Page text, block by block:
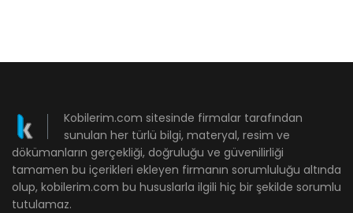
Kobilerim.com sitesinde firmalar tarafından
sunulan her türlü bilgi, materyal, resim ve
dökümanların gerçekliği, doğruluğu ve güvenilirliği
tamamen bu içerikleri ekleyen firmanın sorumluluğu altında
olup, kobilerim.com bu hususlarla ilgili hiç bir şekilde sorumlu
tutulamaz.